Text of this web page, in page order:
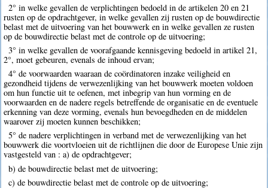
2° in welke gevallen de verplichtingen bedoeld in de artikelen 20 en 21
rusten op de opdrachtgever, in welke gevallen zij rusten op de bouwdirectie
belast met de uitvoering van het bouwwerk en in welke gevallen ze rusten
op de bouwdirectie belast met de controle op de uitvoering;
3° in welke gevallen de voorafgaande kennisgeving bedoeld in artikel 21,
2°, moet gebeuren, evenals de inhoud ervan;
4° de voorwaarden waaraan de coördinatoren inzake veiligheid en
gezondheid tijdens de verwezenlijking van het bouwwerk moeten voldoen
om hun functie uit te oefenen, met inbegrip van hun vorming en de
voorwaarden en de nadere regels betreffende de organisatie en de eventuele
erkenning van deze vorming, evenals hun bevoegdheden en de middelen
waarover zij moeten kunnen beschikken;
5° de nadere verplichtingen in verband met de verwezenlijking van het
bouwwerk die voortvloeien uit de richtlijnen die door de Europese Unie zijn
vastgesteld van : a) de opdrachtgever;
b) de bouwdirectie belast met de uitvoering;
c) de bouwdirectie belast met de controle op de uitvoering;